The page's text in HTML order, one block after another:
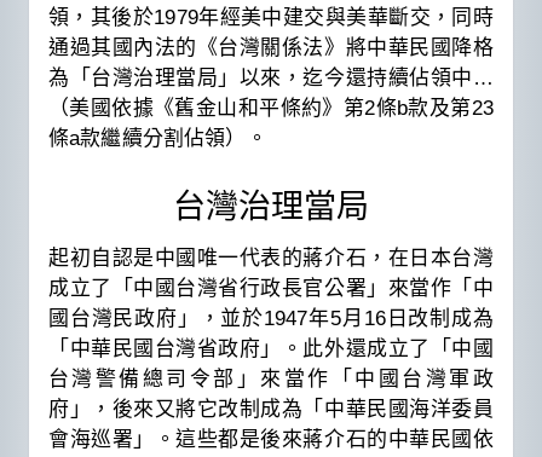
領，其後於1979年經美中建交與美華斷交，同時
通過其國內法的《台灣關係法》將中華民國降格
為「台灣治理當局」以來，迄今還持續佔領中…
（美國依據《舊金山和平條約》第2條b款及第23
條a款繼續分割佔領）。
台灣治理當局
起初自認是中國唯一代表的蔣介石，在日本台灣
成立了「中國台灣省行政長官公署」來當作「中
國台灣民政府」，並於1947年5月16日改制成為
「中華民國台灣省政府」。此外還成立了「中國
台灣警備總司令部」來當作「中國台灣軍政
府」，後來又將它改制成為「中華民國海洋委員
會海巡署」。這些都是後來蔣介石的中華民國依